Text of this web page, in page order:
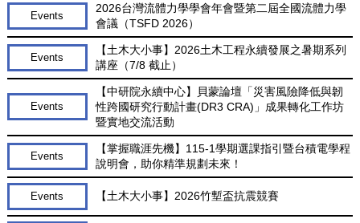
Events
2026台灣流體力學學會年會暨第二屆全國流體力學
會議（TSFD 2026）
Events
【土木大小事】2026土木工程永續發展之暑期系列
講座（7/8 截止）
Events
【中研院永續中心】貝蒙論壇「災害風險降低與韌
性跨國研究行動計畫(DR3 CRA)」成果轉化工作坊
暨實地交流活動
Events
【掌握職涯先機】115-1學期選課指引暨台積電學程
說明會，助你精準規劃未來！
Events 【土木大小事】2026竹塹盃抗震競賽